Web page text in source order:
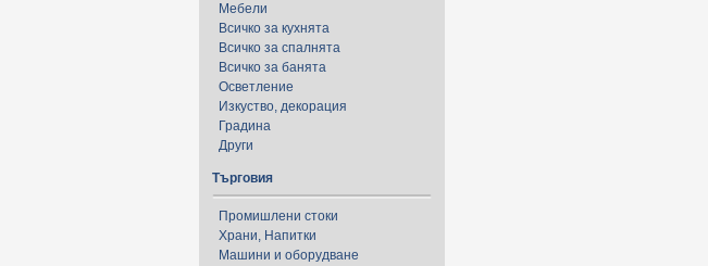
Мебели
Всичко за кухнята
Всичко за спалнята
Всичко за банята
Осветление
Изкуство, декорация
Градина
Други
Търговия
Промишлени стоки
Храни, Напитки
Машини и оборудване